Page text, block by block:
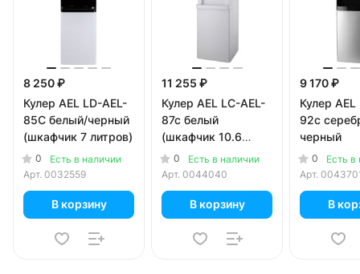
8 250 ₽
Кулер AEL LD-AEL-
85C белый/черный
(шкафчик 7 литров)
0
Есть в наличии
Арт. 0032559
В корзину
11 255 ₽
Кулер AEL LC-AEL-
87c белый
(шкафчик 10.6
литров)
0
Есть в наличии
Арт. 0044040
В корзину
9 170 ₽
Кулер AEL
92c
черный
0
Есть в
Арт.
В